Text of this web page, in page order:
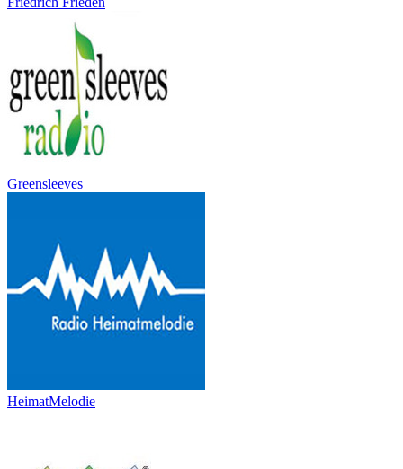
Greensleeves
HeimatMelodie